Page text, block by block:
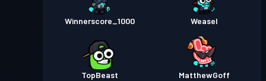
Winnerscore_1000 Weasel
TopBeast MatthewGoff